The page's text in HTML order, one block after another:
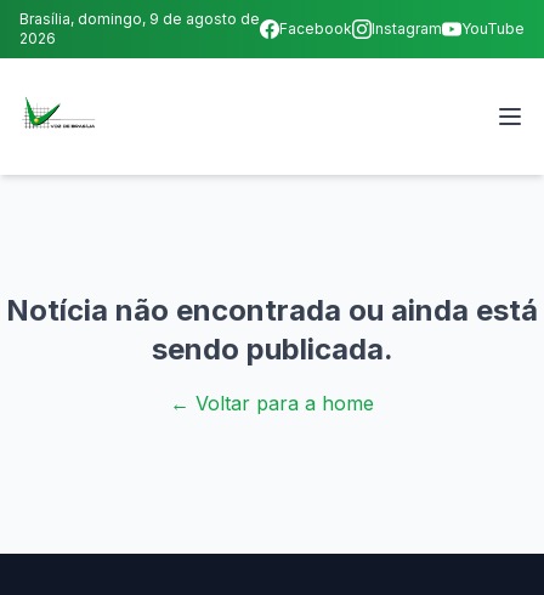
Brasília, domingo, 9 de agosto de
2026
Facebook Instagram YouTube
Notícia não encontrada ou ainda está
sendo publicada.
← Voltar para a home